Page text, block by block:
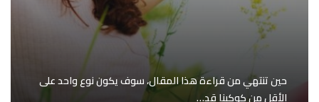
حين تنتهي من قراءة هذا المقال، سوف يكون نوع واحد على
الأقل من كوكبنا قد…